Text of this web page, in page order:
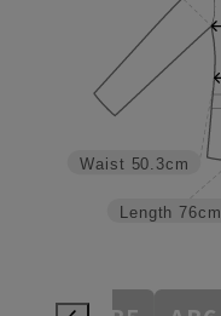
Length 76cm
Waist 50.3cm